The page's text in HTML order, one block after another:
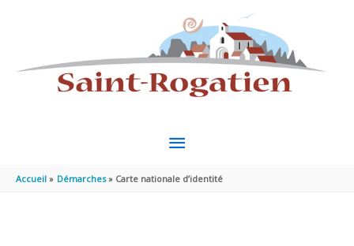
MENU
PRINCIPAL
Accueil Démarches Carte nationale d’identité